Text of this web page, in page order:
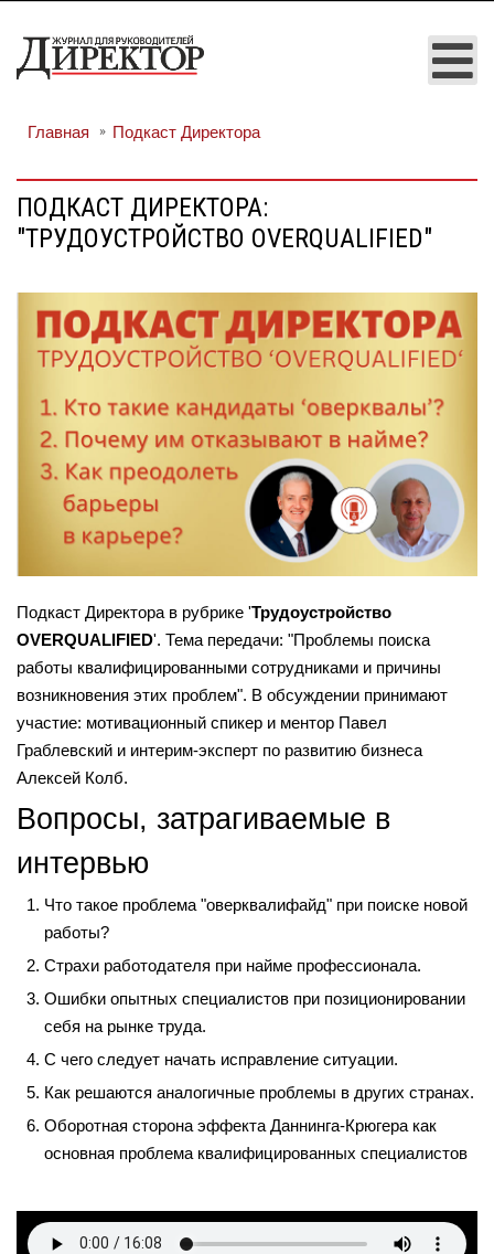
Главная Подкаст Директора
ПОДКАСТ ДИРЕКТОРА:
"ТРУДОУСТРОЙСТВО OVERQUALIFIED"
Подкаст Директора в рубрике 'Трудоустройство
OVERQUALIFIED'. Тема передачи: "Проблемы поиска
работы квалифицированными сотрудниками и причины
возникновения этих проблем". В обсуждении принимают
участие: мотивационный спикер и ментор Павел
Граблевский и интерим-эксперт по развитию бизнеса
Алексей Колб.
Вопросы, затрагиваемые в
интервью
Что такое проблема "оверквалифайд" при поиске новой
работы?
Страхи работодателя при найме профессионала.
Ошибки опытных специалистов при позиционировании
себя на рынке труда.
С чего следует начать исправление ситуации.
Как решаются аналогичные проблемы в других странах.
Оборотная сторона эффекта Даннинга-Крюгера как
основная проблема квалифицированных специалистов